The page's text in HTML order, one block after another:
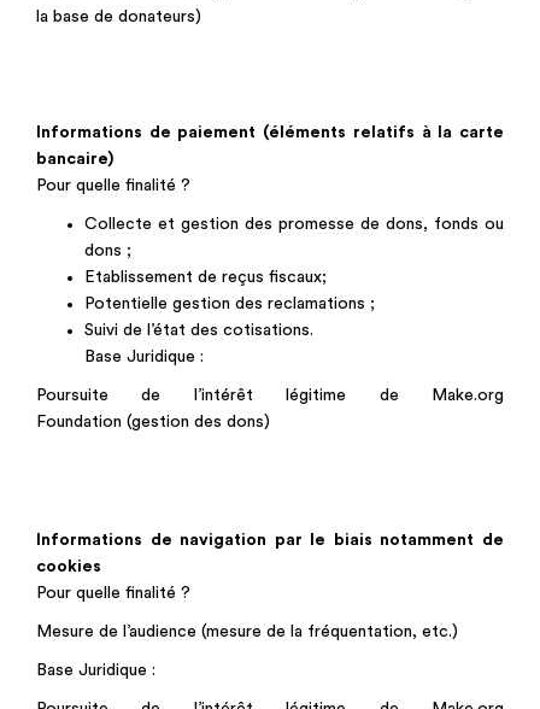
la base de donateurs)
Informations de paiement (éléments relatifs à la carte
bancaire)
Pour quelle finalité ?
Collecte et gestion des promesse de dons, fonds ou
dons ;
Etablissement de reçus fiscaux;
Potentielle gestion des reclamations ;
Suivi de l’état des cotisations.
Base Juridique :
Poursuite de l’intérêt légitime de Make.org
Foundation (gestion des dons)
Informations de navigation par le biais notamment de
cookies
Pour quelle finalité ?
Mesure de l’audience (mesure de la fréquentation, etc.)
Base Juridique :